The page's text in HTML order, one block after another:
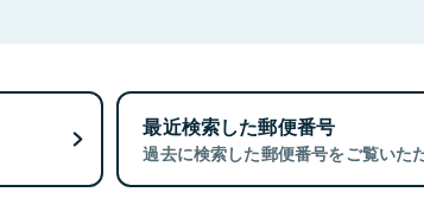
最近検索した郵便番号
過去に検索した郵便番号をご覧いた